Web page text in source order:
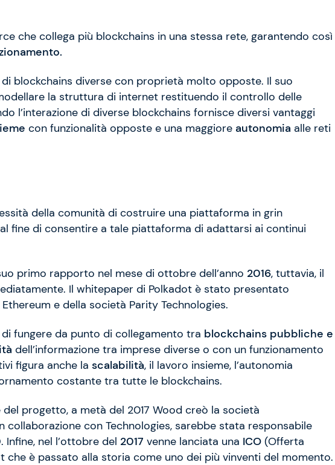
che collega più blockchains in una stessa rete, garantendo così
di blockchains diverse con proprietà molto opposte. Il suo
la struttura di internet restituendo il controllo delle
l’interazione di diverse blockchains fornisce diversi vantaggi
con funzionalità opposte e una maggiore autonomia alle reti
della comunità di costruire una piattaforma in grin
fine di consentire a tale piattaforma di adattarsi ai continui
primo rapporto nel mese di ottobre dell’anno 2016, tuttavia, il
Il whitepaper di Polkadot è stato presentato
e della società Parity Technologies.
fungere da punto di collegamento tra blockchains pubbliche e
dell’informazione tra imprese diverse o con un funzionamento
figura anche la scalabilità, il lavoro insieme, l’autonomia
costante tra tutte le blockchains.
progetto, a metà del 2017 Wood creò la società
collaborazione con Technologies, sarebbe stata responsabile
. Infine, nel l’ottobre del 2017 venne lanciata una ICO (Offerta
che è passato alla storia come uno dei più vinventi del momento.